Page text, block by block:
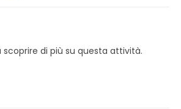
di più su questa attività.